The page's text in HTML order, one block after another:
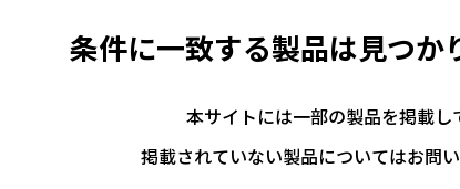
条件に一致する製品は見つか
本サイトには一部の製品を掲載し
掲載されていない製品についてはお問